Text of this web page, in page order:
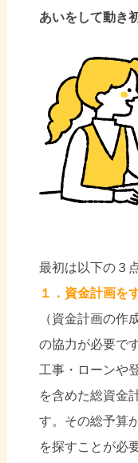
あいをして動き
最初は以下の３
１．資金計画を
（資金計画の作
の協力が必要で
工事・ローンや
を含めた総資金
す。その総予算
を探すことが必